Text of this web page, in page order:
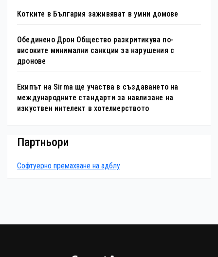
Котките в България заживяват в умни домове
Обединено Дрон Общество разкритикува по-
високите минимални санкции за нарушения с
дронове
Екипът на Sirma ще участва в създаването на
международните стандарти за навлизане на
изкуствен интелект в хотелиерството
Партньори
Софтуерно премахване на адблу